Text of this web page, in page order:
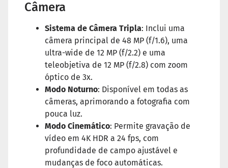
Câmera
Sistema de Câmera Tripla: Inclui uma
câmera principal de 48 MP (f/1.6), uma
ultra-wide de 12 MP (f/2.2) e uma
teleobjetiva de 12 MP (f/2.8) com zoom
óptico de 3x.
Modo Noturno: Disponível em todas as
câmeras, aprimorando a fotografia com
pouca luz.
Modo Cinemático: Permite gravação de
vídeo em 4K HDR a 24 fps, com
profundidade de campo ajustável e
mudanças de foco automáticas.